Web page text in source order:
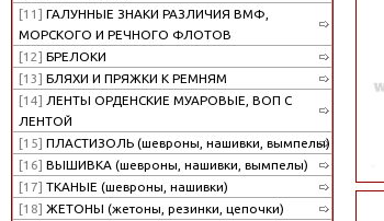
[11] ГАЛУННЫЕ ЗНАКИ РАЗЛИЧИЯ ВМФ,
МОРСКОГО И РЕЧНОГО ФЛОТОВ
[12] БРЕЛОКИ
[13] БЛЯХИ И ПРЯЖКИ К РЕМНЯМ
[14] ЛЕНТЫ ОРДЕНСКИЕ МУАРОВЫЕ, ВОП С
ЛЕНТОЙ
[15] ПЛАСТИЗОЛЬ (шевроны, нашивки, вымпелы)
[16] ВЫШИВКА (шевроны, нашивки, вымпелы)
[17] ТКАНЫЕ (шевроны, нашивки)
[18] ЖЕТОНЫ (жетоны, резинки, цепочки)